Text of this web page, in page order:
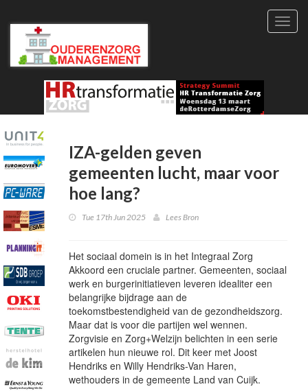
IZA-gelden geven
gemeenten lucht, maar voor
hoe lang?
Tue 17th Jun 2025 Lees Bron
Het sociaal domein is in het Integraal Zorg
Akkoord een cruciale partner. Gemeenten, sociaal
werk en burgerinitiatieven leveren idealiter een
belangrijke bijdrage aan de
toekomstbestendigheid van de gezondheidszorg.
Maar dat is voor die partijen wel wennen.
Zorgvisie en Zorg+Welzijn belichten in een serie
artikelen hun nieuwe rol. Dit keer met Joost
Hendriks en Willy Hendriks-Van Haren,
wethouders in de gemeente Land van Cuijk.